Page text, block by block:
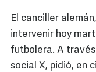
El canciller alemán,
intervenir hoy
futbolera. A
social X, pidió, en